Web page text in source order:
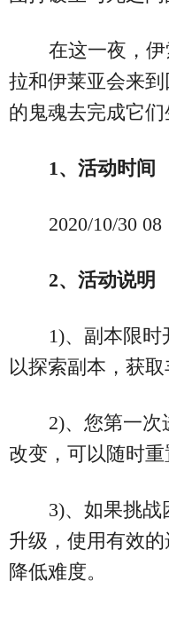
在这一夜，
拉和伊莱亚会来
的鬼魂去完成它们
1、活动时间
2020/10/30
2、活动说明
1)、副本限
以探索副本，获取
2)、您第一
改变，可以随时重
3)、如果挑
升级，使用有效
降低难度。